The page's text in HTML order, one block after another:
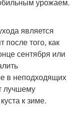
является
после того, как
сентября или
в неподходящих
лучшему
к зиме.